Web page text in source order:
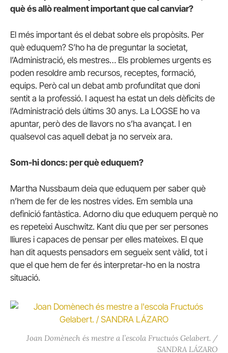
què és allò realment important que cal canviar?
El més important és el debat sobre els propòsits. Per
què eduquem? S’ho ha de preguntar la societat,
l’Administració, els mestres… Els problemes urgents es
poden resoldre amb recursos, receptes, formació,
equips. Però cal un debat amb profunditat que doni
sentit a la professió. I aquest ha estat un dels dèficits de
l’Administració dels últims 30 anys. La LOGSE ho va
apuntar, però des de llavors no s’ha avançat. I en
qualsevol cas aquell debat ja no serveix ara.
Som-hi doncs: per què eduquem?
Martha Nussbaum deia que eduquem per saber què
n’hem de fer de les nostres vides. Em sembla una
definició fantàstica. Adorno diu que eduquem perquè no
es repeteixi Auschwitz. Kant diu que per ser persones
lliures i capaces de pensar per elles mateixes. El que
han dit aquests pensadors em segueix sent vàlid, tot i
que el que hem de fer és interpretar-ho en la nostra
situació.
Joan Domènech és mestre a l’escola Fructuós Gelabert. /
SANDRA LÁZARO